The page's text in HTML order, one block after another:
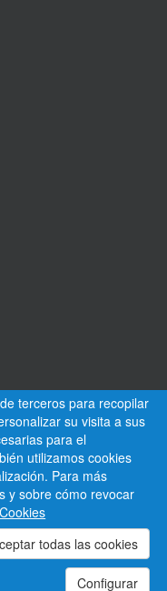
terceros para recopilar
su visita a sus
para el
utilizamos cookies
Para más
y sobre cómo revocar
Configurar
S. A.
Aviso legal
Normativa
Contactar
Empleados